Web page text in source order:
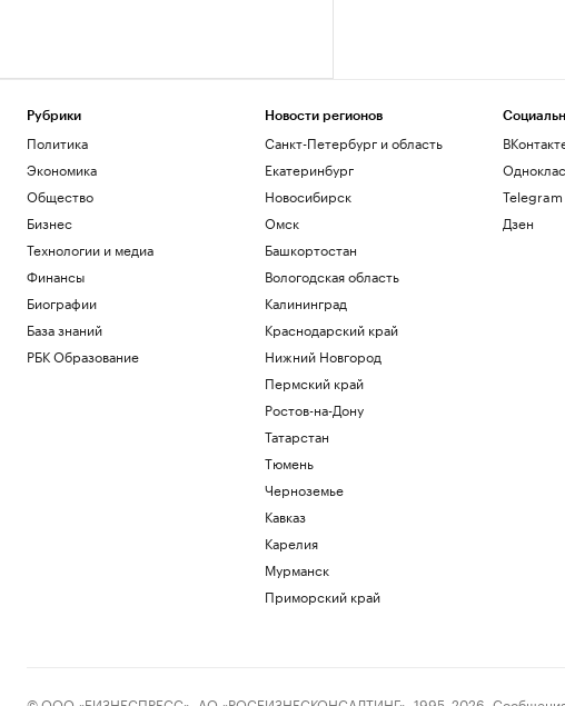
Рубрики
Политика
Экономика
Общество
Бизнес
Технологии и медиа
Финансы
Биографии
База знаний
РБК Образование
Новости регионов
Санкт-Петербург и область
Екатеринбург
Новосибирск
Омск
Башкортостан
Вологодская область
Калининград
Краснодарский край
Нижний Новгород
Пермский край
Ростов-на-Дону
Татарстан
Тюмень
Черноземье
Кавказ
Карелия
Мурманск
Приморский край
Telegram
Дзен